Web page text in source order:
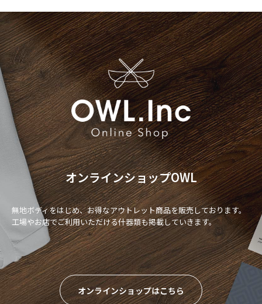
オンラインショップOWL
無地ボディをはじめ、お得なアウトレット商品を販売しております。
工場やお店でご利用いただける什器類も掲載していきます。
オンラインショップはこちら